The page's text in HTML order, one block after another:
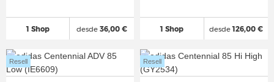
1 Shop desde36,00 € 1 Shop desde126,00 €
Resell Resell